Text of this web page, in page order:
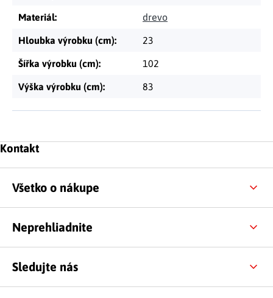
Materiál: drevo
Hloubka výrobku (cm): 23
Šířka výrobku (cm): 102
Výška výrobku (cm): 83
Zápätie
Kontakt
Všetko o nákupe
Neprehliadnite
Sledujte nás